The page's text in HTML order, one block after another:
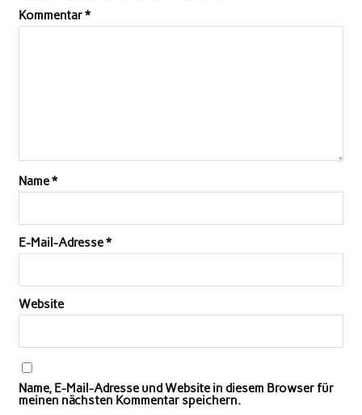
Kommentar*
Name*
E-Mail-Adresse*
Website
Name, E-Mail-Adresse und Website in diesem Browser für
meinen nächsten Kommentar speichern.